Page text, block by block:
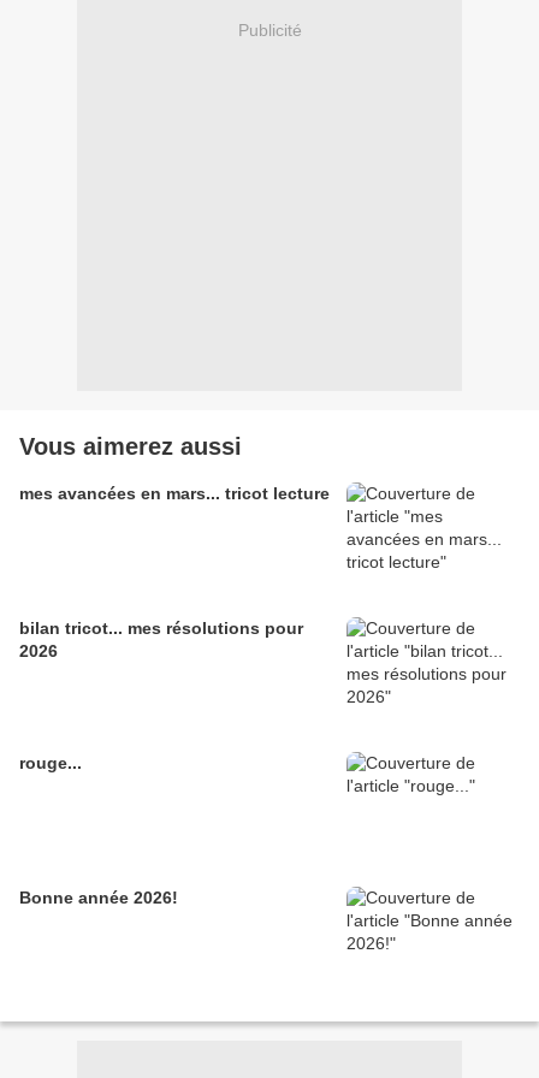
Publicité
Vous aimerez aussi
mes avancées en mars... tricot lecture
bilan tricot... mes résolutions pour
2026
rouge...
Bonne année 2026!